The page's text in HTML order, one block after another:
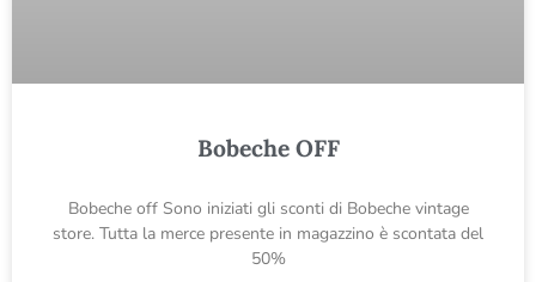
Bobeche OFF
Bobeche off Sono iniziati gli sconti di Bobeche vintage
store. Tutta la merce presente in magazzino è scontata del
50%